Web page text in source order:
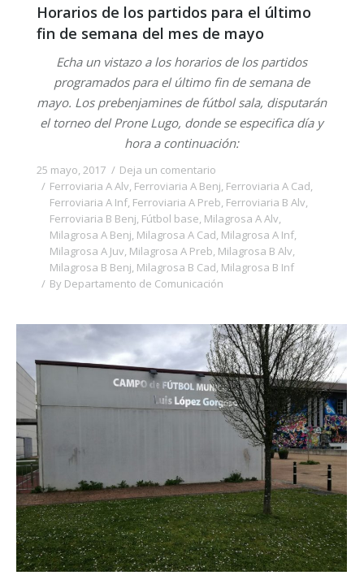
Horarios de los partidos para el último
fin de semana del mes de mayo
Echa un vistazo a los horarios de los partidos
programados para el último fin de semana de
mayo. Los prebenjamines de fútbol sala, disputarán
el torneo del Prone Lugo, donde se especifica día y
hora a continuación:
25 mayo, 2017
Deja un comentario
Ferroviaria A Alv Ferroviaria A Benj Ferroviaria A Cad
Ferroviaria A Inf Ferroviaria A Preb Ferroviaria B Alv
Ferroviaria B Benj Fútbol base Milagrosa A Alv
Milagrosa A Benj Milagrosa A Cad Milagrosa A Inf
Milagrosa A Juv Milagrosa A Preb Milagrosa B Alv
Milagrosa B Benj Milagrosa B Cad Milagrosa B Inf
By Departamento de Comunicación